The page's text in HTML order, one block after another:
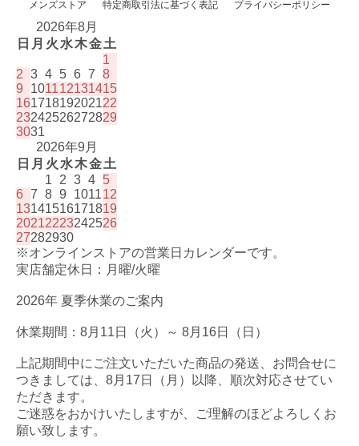
メンズストア
特定商取引法に基づく表記 プライバシーポリシー
2026年8月
日 月 火 水木金土
1
2 3 4 5 6 7 8
9
101112131415
16171819202122
23242526272829
3031
2026年9月
日 月 火 水木金土
1
2 3 4 5
6 7 8 9 101112
13141516171819
20212223242526
27282930
※オンラインストアの営業日カレンダーです。
実店舗定休日：月曜/火曜
2026年 夏季休業のご案内
休業期間：8月11日（火）～ 8月16日（日）
上記期間中にご注文いただいた商品の発送、お問合せに
つきましては、8月17日（月）以降、順次対応させてい
ただきます。
ご迷惑をおかけいたしますが、ご理解のほどよろしくお
願い致します。